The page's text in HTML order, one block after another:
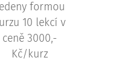
formou
10 lekcí v
ceně 3000,-
Kč/kurz